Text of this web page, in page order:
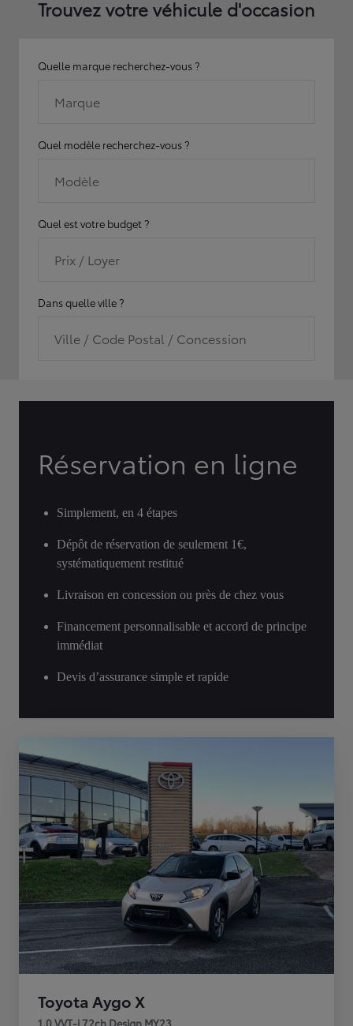
Trouvez votre véhicule d'occasion
Quelle marque recherchez-vous ?
Marque
Quel modèle recherchez-vous ?
Modèle
Quel est votre budget ?
Prix / Loyer
Dans quelle ville ?
Ville / Code Postal / Concession
Réservation en ligne
Simplement, en 4 étapes
Dépôt de réservation de seulement 1€,
systématiquement restitué
Livraison en concession ou près de chez vous
Financement personnalisable et accord de principe
immédiat
Devis d’assurance simple et rapide
Toyota Aygo X
1.0 VVT-i 72ch Design MY23